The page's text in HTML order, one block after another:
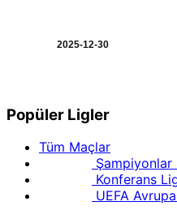
Popüler Ligler
Tüm Maçlar
Şampiyonlar
Konferans
UEFA